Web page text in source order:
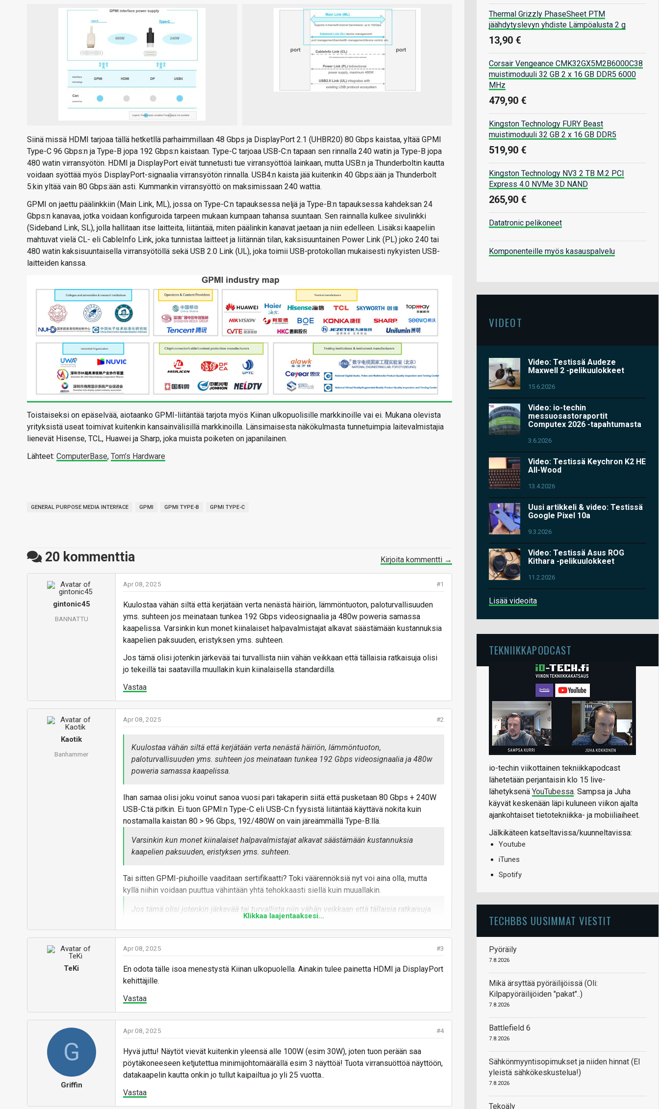
Siinä missä HDMI tarjoaa tällä hetketllä parhaimmillaan 48 Gbps ja DisplayPort 2.1 (UHBR20) 80 Gbps kaistaa, yltää GPMI
Type-C 96 Gbps:n ja Type-B jopa 192 Gbps:n kaistaan. Type-C tarjoaa USB-C:n tapaan sen rinnalla 240 watin ja Type-B jopa
480 watin virransyötön. HDMI ja DisplayPort eivät tunnetusti tue virransyöttöä lainkaan, mutta USB:n ja Thunderboltin kautta
voidaan syöttää myös DisplayPort-signaalia virransyötön rinnalla. USB4:n kaista jää kuitenkin 40 Gbps:ään ja Thunderbolt
5:kin yltää vain 80 Gbps:ään asti. Kummankin virransyöttö on maksimissaan 240 wattia.
GPMI on jaettu päälinkkiin (Main Link, ML), jossa on Type-C:n tapauksessa neljä ja Type-B:n tapauksessa kahdeksan 24
Gbps:n kanavaa, jotka voidaan konfiguroida tarpeen mukaan kumpaan tahansa suuntaan. Sen rainnalla kulkee sivulinkki
(Sideband Link, SL), jolla hallitaan itse laitteita, liitäntää, miten päälinkin kanavat jaetaan ja niin edelleen. Lisäksi kaapeliin
mahtuvat vielä CL- eli CableInfo Link, joka tunnistaa laitteet ja liitännän tilan, kaksisuuntainen Power Link (PL) joko 240 tai
480 watin kaksisuuntaisella virransyötöllä sekä USB 2.0 Link (UL), joka toimii USB-protokollan mukaisesti nykyisten USB-
laitteiden kanssa.
Toistaiseksi on epäselvää, aiotaanko GPMI-liitäntää tarjota myös Kiinan ulkopuolisille markkinoille vai ei. Mukana olevista
yrityksistä useat toimivat kuitenkin kansainvälisillä markkinoilla. Länsimaisesta näkökulmasta tunnetuimpia laitevalmistajia
lienevät Hisense, TCL, Huawei ja Sharp, joka muista poiketen on japanilainen.
Lähteet: ComputerBase, Tom’s Hardware
GENERAL PURPOSE MEDIA INTERFACE GPMI GPMI TYPE-B GPMI TYPE-C
20 kommenttia Kirjoita kommentti →
gintonic45
BANNATTU
#1
Apr 08, 2025
Kuulostaa vähän siltä että kerjätään verta nenästä häiriön, lämmöntuoton, paloturvallisuuden
yms. suhteen jos meinataan tunkea 192 Gbps videosignaalia ja 480w poweria samassa
kaapelissa. Varsinkin kun monet kiinalaiset halpavalmistajat alkavat säästämään kustannuksia
kaapelien paksuuden, eristyksen yms. suhteen.
Jos tämä olisi jotenkin järkevää tai turvallista niin vähän veikkaan että tällaisia ratkaisuja olisi
jo tekeillä tai saatavilla muullakin kuin kiinalaisella standardilla.
Vastaa
Kaotik
Banhammer
#2
Apr 08, 2025
Kuulostaa vähän siltä että kerjätään verta nenästä häiriön, lämmöntuoton,
paloturvallisuuden yms. suhteen jos meinataan tunkea 192 Gbps videosignaalia ja 480w
poweria samassa kaapelissa.
Ihan samaa olisi joku voinut sanoa vuosi pari takaperin siitä että pusketaan 80 Gbps + 240W
USB-C:tä pitkin. Ei tuon GPMI:n Type-C eli USB-C:n fyysistä liitäntää käyttävä nokita kuin
nostamalla kaistan 80 > 96 Gbps, 192/480W on vain järeämmällä Type-B:llä.
Varsinkin kun monet kiinalaiset halpavalmistajat alkavat säästämään kustannuksia
kaapelien paksuuden, eristyksen yms. suhteen.
Tai sitten GPMI-piuhoille vaaditaan sertifikaatti? Toki väärennöksiä nyt voi aina olla, mutta
kyllä niihin voidaan puuttua vähintään yhtä tehokkaasti siellä kuin muuallakin.
Jos tämä olisi jotenkin järkevää tai turvallista niin vähän veikkaan että tällaisia ratkaisuja
olisi jo tekeillä tai saatavilla muullakin kuin kiinalaisella standardilla.
Kyllähän noita kehitetään jatkuvasti kaikkialla maailmassa? Ei se ole mikään sääntö että muun
länsimaiset kilpailijansa jo useilla teknologia-aloilla.
Klikkaa laajentaaksesi...
TeKi
#3
Apr 08, 2025
En odota tälle isoa menestystä Kiinan ulkopuolella. Ainakin tulee painetta HDMI ja DisplayPort
kehittäjille.
Vastaa
G
Griffin
#4
Apr 08, 2025
Hyvä juttu! Näytöt vievät kuitenkin yleensä alle 100W (esim 30W), joten tuon perään saa
pöytäkoneeseen ketjutettua minimijohtomäärällä esim 3 näyttöä! Tuota virransuöttöä näyttöön,
datakaapelin kautta onkin jo tullut kaipailtua jo yli 25 vuotta..
Vastaa
Thermal Grizzly PhaseSheet PTM
jäähdytyslevyn yhdiste Lämpöalusta 2 g
13,90 €
Corsair Vengeance CMK32GX5M2B6000C38
muistimoduuli 32 GB 2 x 16 GB DDR5 6000
MHz
479,90 €
Kingston Technology FURY Beast
muistimoduuli 32 GB 2 x 16 GB DDR5
519,90 €
Kingston Technology NV3 2 TB M.2 PCI
Express 4.0 NVMe 3D NAND
265,90 €
Datatronic pelikoneet
Komponenteille myös kasauspalvelu
VIDEOT
Video: Testissä Audeze
Maxwell 2 -pelikuulokkeet
15.6.2026
Video: io-techin
messuosastoraportit
Computex 2026 -tapahtumasta
3.6.2026
Video: Testissä Keychron K2 HE
All-Wood
13.4.2026
Uusi artikkeli & video: Testissä
Google Pixel 10a
9.3.2026
Video: Testissä Asus ROG
Kithara -pelikuulokkeet
11.2.2026
Lisää videoita
TEKNIIKKAPODCAST
io-techin viikottainen tekniikkapodcast
lähetetään perjantaisin klo 15 live-
lähetyksenä YouTubessa. Sampsa ja Juha
käyvät keskenään läpi kuluneen viikon ajalta
ajankohtaiset tietotekniikka- ja mobiiliaiheet.
Jälkikäteen katseltavissa/kuunneltavissa:
Youtube
iTunes
Spotify
TECHBBS UUSIMMAT VIESTIT
Pyöräily
7.8.2026
Mikä ärsyttää pyöräilijöissä (Oli:
Kilpapyöräilijöiden "pakat"..)
7.8.2026
Battlefield 6
7.8.2026
Sähkönmyyntisopimukset ja niiden hinnat (EI
yleistä sähkökeskustelua!)
7.8.2026
Tekoäly